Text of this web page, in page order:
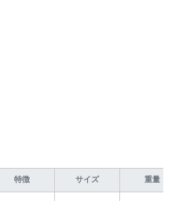
特徴 サイズ 重量